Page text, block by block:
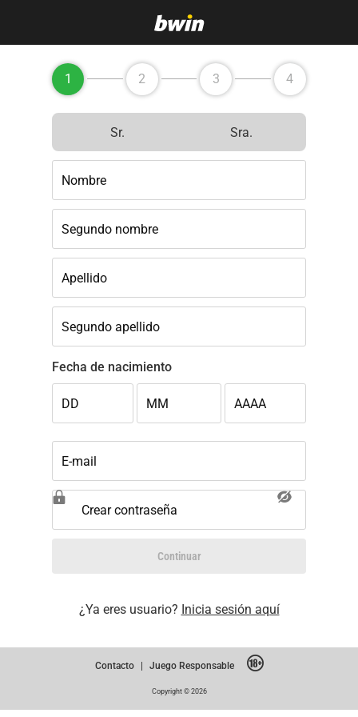
1 2 3 4
Sr. Sra.
Nombre
Segundo nombre
Apellido
Segundo apellido
Fecha de nacimiento
DD MM AAAA
E-mail
Crear contraseña
Continuar
¿Ya eres usuario? Inicia sesión aquí
Contacto | Juego Responsable
Copyright © 2026